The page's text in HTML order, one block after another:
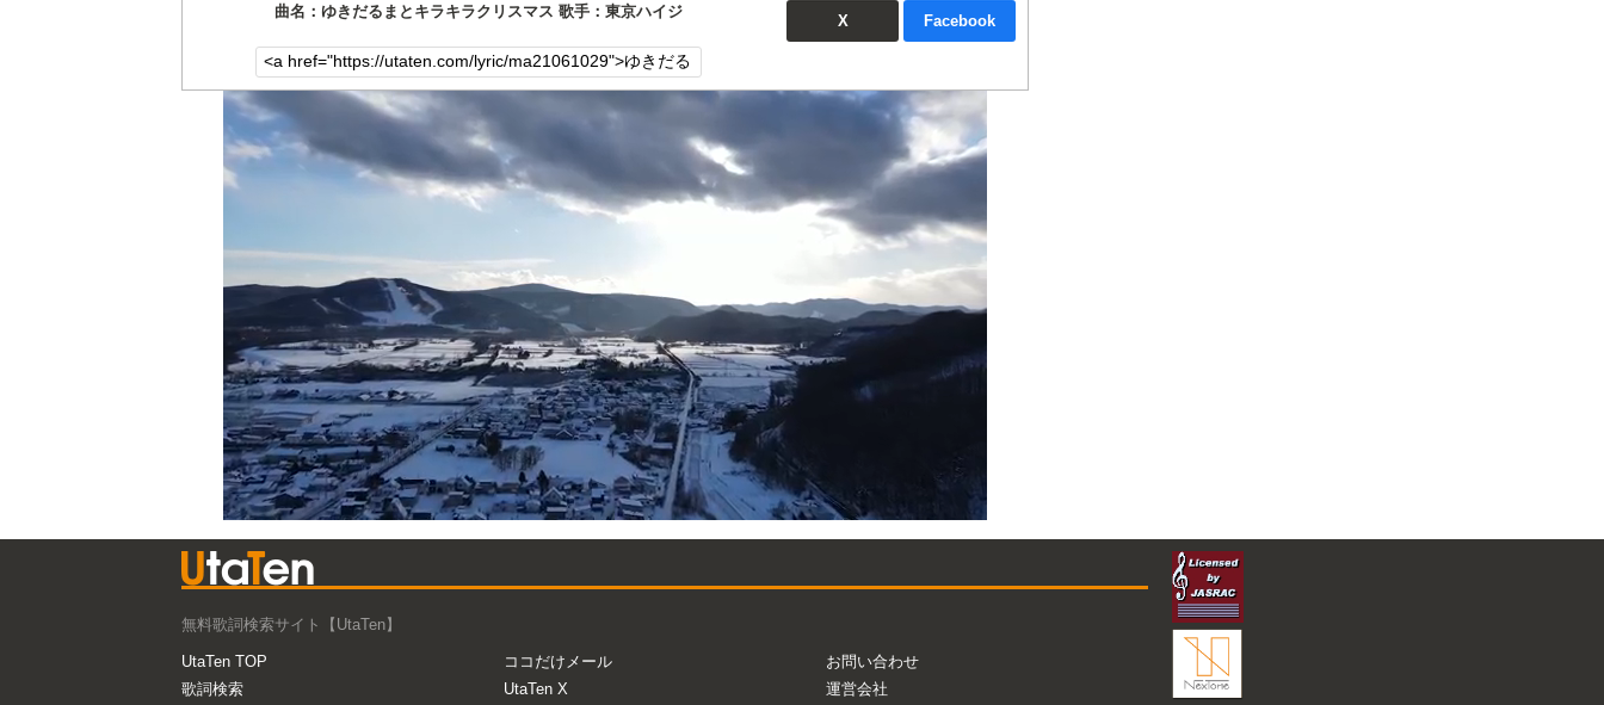
曲名：ゆきだるまとキラキラクリスマス 歌手：東京ハイジ
X Facebook
無料歌詞検索サイト【UtaTen】
UtaTen TOP
歌詞検索
ココだけメール
UtaTen X
お問い合わせ
運営会社